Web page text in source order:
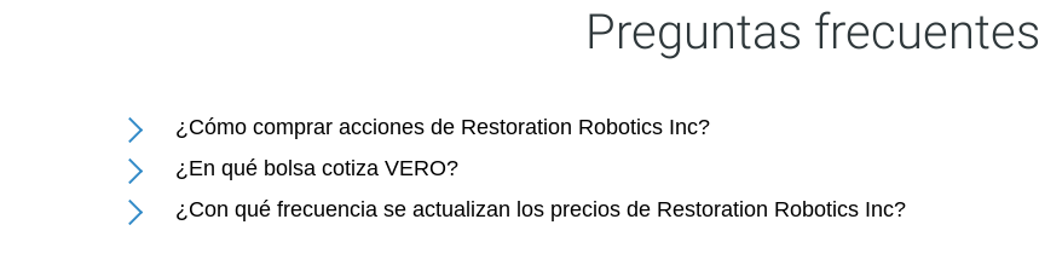
Preguntas frecuentes
¿Cómo comprar acciones de Restoration Robotics Inc?
¿En qué bolsa cotiza VERO?
¿Con qué frecuencia se actualizan los precios de Restoration Robotics Inc?